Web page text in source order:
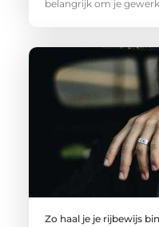
belangrijk om je
Zo haal je je rijbewijs